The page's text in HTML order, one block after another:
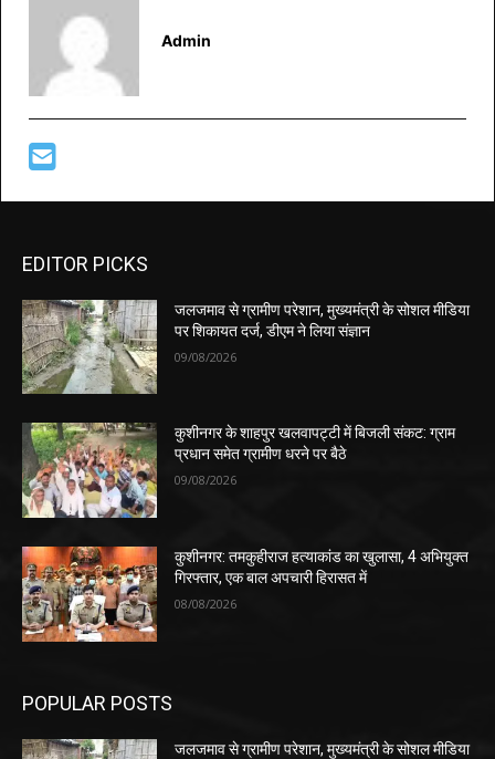
Admin
EDITOR PICKS
जलजमाव से ग्रामीण परेशान, मुख्यमंत्री के सोशल मीडिया
पर शिकायत दर्ज, डीएम ने लिया संज्ञान
09/08/2026
कुशीनगर के शाहपुर खलवापट्टी में बिजली संकट: ग्राम
प्रधान समेत ग्रामीण धरने पर बैठे
09/08/2026
कुशीनगर: तमकुहीराज हत्याकांड का खुलासा, 4 अभियुक्त
गिरफ्तार, एक बाल अपचारी हिरासत में
08/08/2026
POPULAR POSTS
जलजमाव से ग्रामीण परेशान, मुख्यमंत्री के सोशल मीडिया